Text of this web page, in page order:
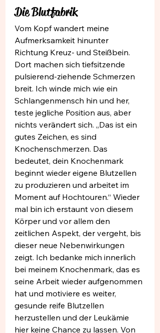
Die Blutfabrik
Vom Kopf wandert meine
Aufmerksamkeit hinunter
Richtung Kreuz- und Steißbein.
Dort machen sich tiefsitzende
pulsierend-ziehende Schmerzen
breit. Ich winde mich wie ein
Schlangenmensch hin und her,
teste jegliche Position aus, aber
nichts verändert sich. „Das ist ein
gutes Zeichen, es sind
Knochenschmerzen. Das
bedeutet, dein Knochenmark
beginnt wieder eigene Blutzellen
zu produzieren und arbeitet im
Moment auf Hochtouren.“ Wieder
mal bin ich erstaunt von diesem
Körper und vor allem den
zeitlichen Aspekt, der vergeht, bis
dieser neue Nebenwirkungen
zeigt. Ich bedanke mich innerlich
bei meinem Knochenmark, das es
seine Arbeit wieder aufgenommen
hat und motiviere es weiter,
gesunde reife Blutzellen
herzustellen und der Leukämie
hier keine Chance zu lassen. Von